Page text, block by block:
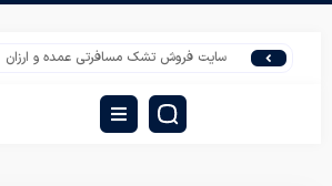
سایت فروش تشک مسافرتی عمده و ارزان